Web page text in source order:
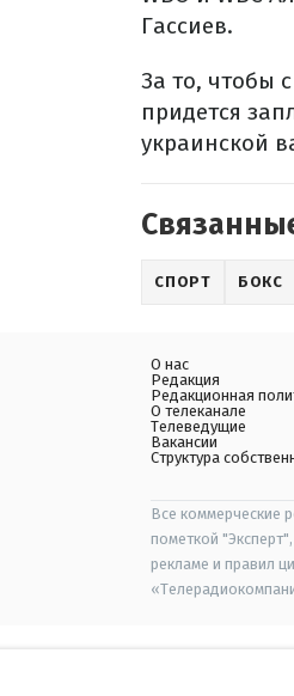
Гассиев.
За то, чтобы
придется
украинской
СПОРТ БОКС
О нас
Редакция
Редакционная
О телеканале
Телеведущие
Вакансии
Структура
Все коммерческие
пометкой
рекламе и правил